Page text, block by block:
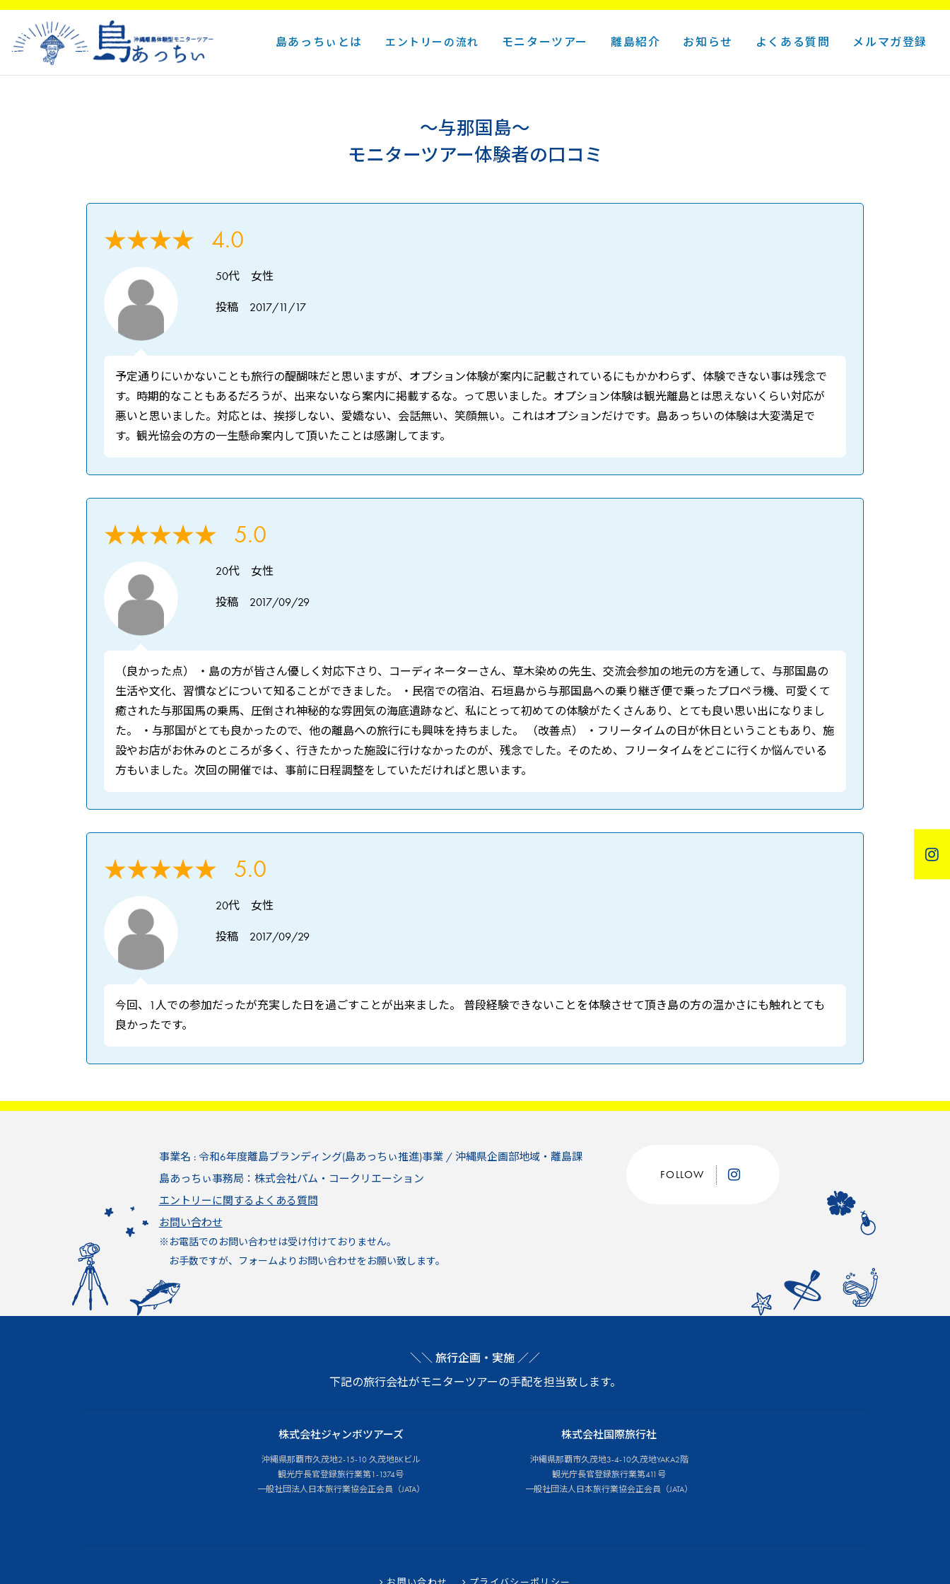
島あっちぃとは エントリーの流れ モニターツアー 離島紹介 お知らせ よくある質問 メルマガ登録
～与那国島～
モニターツアー体験者の口コミ
★★★★ 4.0
50代 女性
投稿 2017/11/17
予定通りにいかないことも旅行の醍醐味だと思いますが、オプション体験が案内に記載されているにもかかわらず、体験できない事は残念で
す。時期的なこともあるだろうが、出来ないなら案内に掲載するな。って思いました。オプション体験は観光離島とは思えないくらい対応が
悪いと思いました。対応とは、挨拶しない、愛嬌ない、会話無い、笑顔無い。これはオプションだけです。島あっちいの体験は大変満足で
す。観光協会の方の一生懸命案内して頂いたことは感謝してます。
★★★★★ 5.0
20代 女性
投稿 2017/09/29
（良かった点） ・島の方が皆さん優しく対応下さり、コーディネーターさん、草木染めの先生、交流会参加の地元の方を通して、与那国島の
生活や文化、習慣などについて知ることができました。 ・民宿での宿泊、石垣島から与那国島への乗り継ぎ便で乗ったプロペラ機、可愛くて
癒された与那国馬の乗馬、圧倒され神秘的な雰囲気の海底遺跡など、私にとって初めての体験がたくさんあり、とても良い思い出になりまし
た。 ・与那国がとても良かったので、他の離島への旅行にも興味を持ちました。 （改善点） ・フリータイムの日が休日ということもあり、施
設やお店がお休みのところが多く、行きたかった施設に行けなかったのが、残念でした。そのため、フリータイムをどこに行くか悩んでいる
方もいました。次回の開催では、事前に日程調整をしていただければと思います。
★★★★★ 5.0
20代 女性
投稿 2017/09/29
今回、1人での参加だったが充実した日を過ごすことが出来ました。 普段経験できないことを体験させて頂き島の方の温かさにも触れとても
良かったです。
事業名 : 令和6年度離島ブランディング(島あっちぃ推進)事業 / 沖縄県企画部地域・離島課
島あっちぃ事務局：株式会社パム・コークリエーション
エントリーに関するよくある質問
お問い合わせ
※お電話でのお問い合わせは受け付けておりません。
お手数ですが、フォームよりお問い合わせをお願い致します。
FOLLOW
＼＼ 旅行企画・実施 ／／
下記の旅行会社がモニターツアーの手配を担当致します。
株式会社ジャンボツアーズ
沖縄県那覇市久茂地2-15-10 久茂地BKビル
観光庁長官登録旅行業第1-1374号
一般社団法人日本旅行業協会正会員（JATA）
株式会社国際旅行社
沖縄県那覇市久茂地3-4-10久茂地YAKA2階
観光庁長官登録旅行業第411号
一般社団法人日本旅行業協会正会員（JATA）